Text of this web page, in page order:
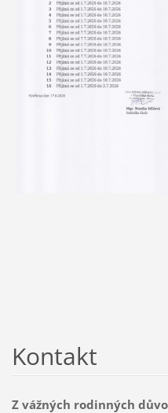
Kontakt
Z vážných rodinných